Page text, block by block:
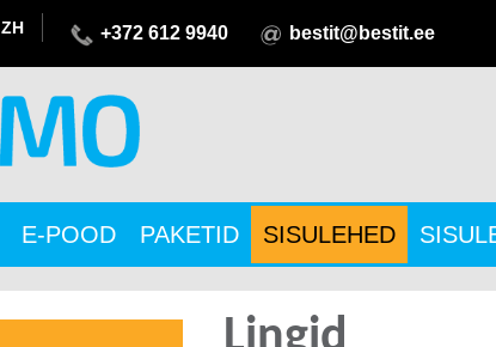
ZH +372 612 9940 bestit@bestit.ee
E-POOD PAKETID SISULEHED